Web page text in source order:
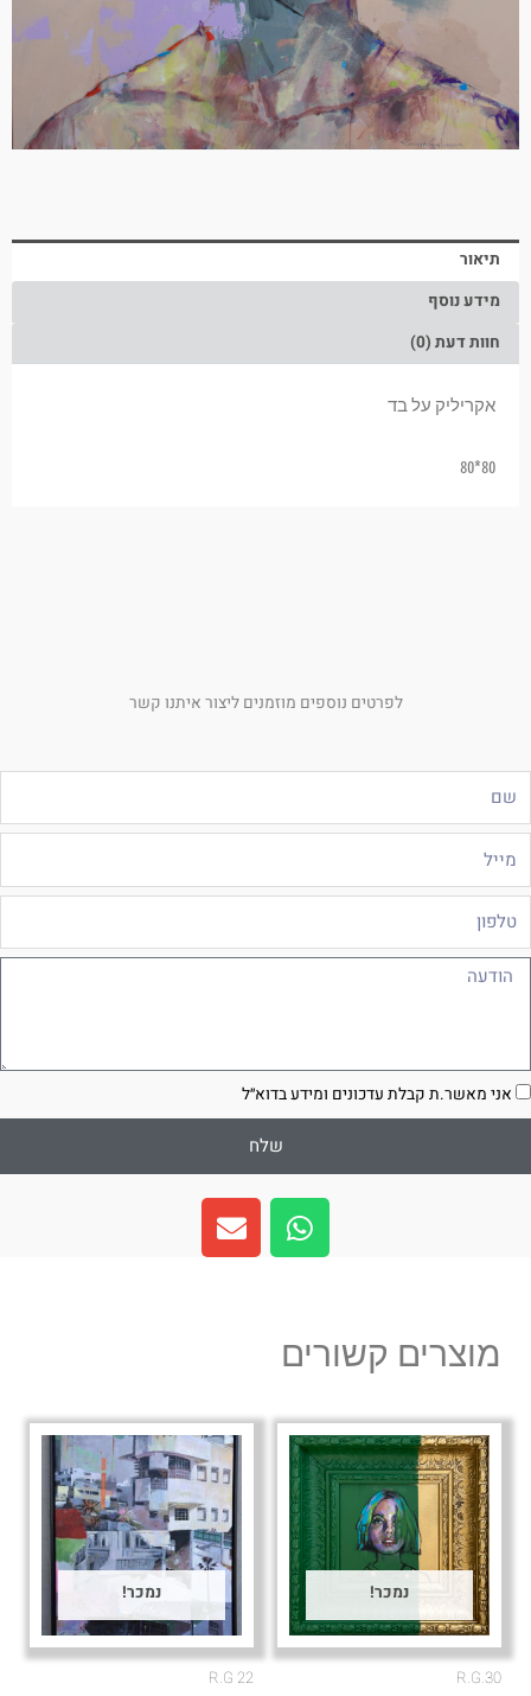
תיאור
מידע נוסף
חוות דעת (0)
אקריליק על בד
80*80
לפרטים נוספים מוזמנים ליצור איתנו קשר
אני מאשר.ת קבלת עדכונים ומידע בדוא״ל
שלח
W
h
a
a
p
E
n
v
e
מוצרים קשורים
נמכר!
R.G.30
נמכר!
R.G 22